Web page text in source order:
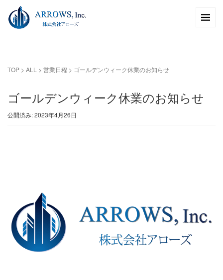
TOP > ALL > 営業日程 > ゴールデンウィーク休業のお知らせ
ゴールデンウィーク休業のお知らせ
公開済み: 2023年4月26日